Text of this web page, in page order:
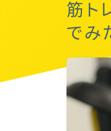
筋ト
でみ